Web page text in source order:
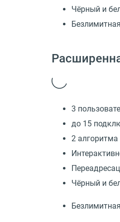
Чёрный и
3
до 15
2
Чёрный и